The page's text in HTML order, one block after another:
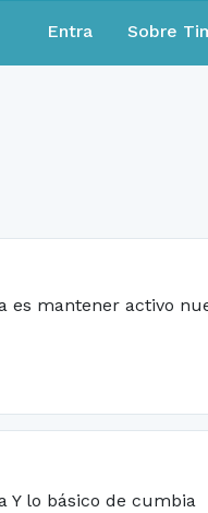
Entra Sobre
mantener activo
Y lo básico de cumbia